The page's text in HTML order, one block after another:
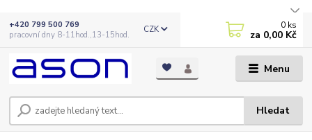
Menu
CZK
Hledat
+420 799 500 769
pracovní dny 8-11hod.,13-15hod.
0 ks
za 0,00 Kč